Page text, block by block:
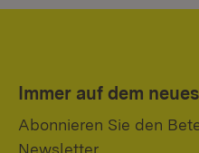
Immer auf dem
Abonnieren Sie den
Newsletter.